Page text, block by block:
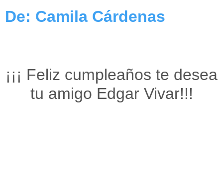
De: Camila Cárdenas
¡¡¡ Feliz cumpleaños te desea
tu amigo Edgar Vivar!!!